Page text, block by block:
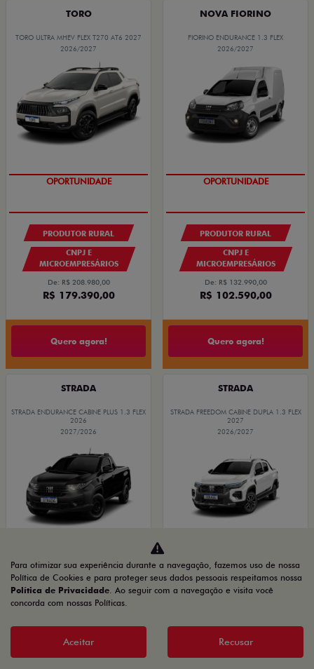
TORO
TORO ULTRA MHEV FLEX T270 AT6 2027
2026/2027
GRANDE CHANCE FIAT
PRODUTOR RURAL
CNPJ E
MICROEMPRESÁRIOS
De: R$ 208.980,00
R$ 179.390,00
Quero agora!
NOVA FIORINO
FIORINO ENDURANCE 1.3 FLEX
2026/2027
GRANDE CHANCE FIAT
PRODUTOR RURAL
CNPJ E
MICROEMPRESÁRIOS
De: R$ 132.990,00
R$ 102.590,00
Quero agora!
STRADA
STRADA ENDURANCE CABINE PLUS 1.3 FLEX
2026
2027/2026
OPORTUNIDADE
MICROEMPRESÁRIOS
STRADA
STRADA FREEDOM CABINE DUPLA 1.3 FLEX
2027
2026/2027
GRANDE CHANCE FIAT
MICROEMPRESÁRIOS
Para otimizar sua experiência durante a navegação, fazemos uso de nossa
Política de Cookies e para proteger seus dados pessoais respeitamos nossa
Política de Privacidade. Ao seguir com a navegação e visita você
concorda com nossas Políticas.
Aceitar Recusar